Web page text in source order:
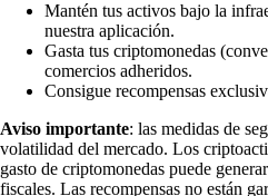
Mantén tus activos bajo la
nuestra aplicación.
Gasta tus criptomonedas
comercios adheridos.
Consigue recompensas
Aviso importante: las medidas de
volatilidad del mercado. Los
gasto de criptomonedas puede
fiscales. Las recompensas no están